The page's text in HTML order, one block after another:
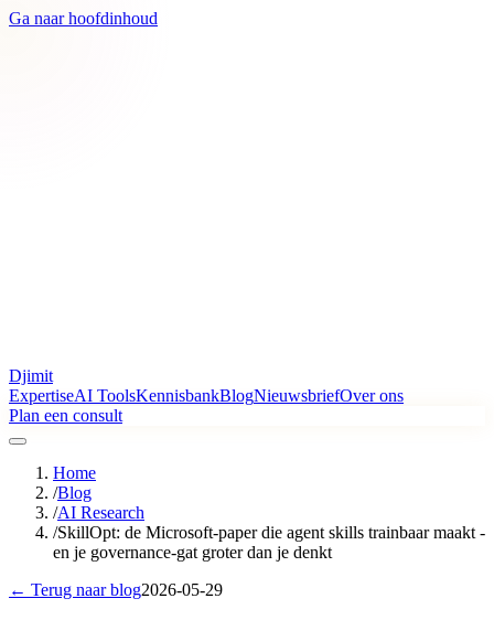
Ga naar hoofdinhoud
Djimit
ExpertiseAI ToolsKennisbankBlogNieuwsbriefOver ons
Plan een consult
Home
/Blog
/AI Research
/SkillOpt: de Microsoft-paper die agent skills trainbaar maakt -
en je governance-gat groter dan je denkt
← Terug naar blog2026-05-29